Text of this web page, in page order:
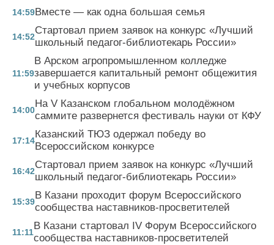
14:59Вместе — как одна большая семья
14:52
Стартовал прием заявок на конкурс «Лучший
школьный педагог-библиотекарь России»
11:59
В Арском агропромышленном колледже
завершается капитальный ремонт общежития
и учебных корпусов
14:00
На V Казанском глобальном молодёжном
саммите развернется фестиваль науки от КФУ
17:14
Казанский ТЮЗ одержал победу во
Всероссийском конкурсе
16:42
Стартовал прием заявок на конкурс «Лучший
школьный педагог-библиотекарь России»
15:39
В Казани проходит форум Всероссийского
сообщества наставников-просветителей
11:11
В Казани стартовал IV Форум Всероссийского
сообщества наставников-просветителей